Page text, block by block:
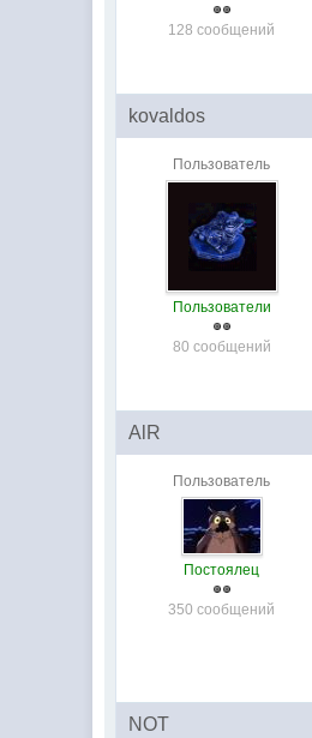
128 сообщений
kovaldos
Пользователь
Пользователи
80 сообщений
AlR
Пользователь
Постоялец
350 сообщений
NOT